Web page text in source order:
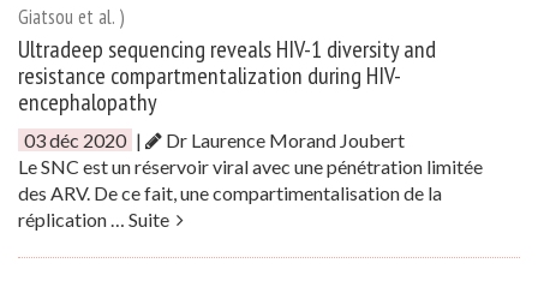
Giatsou et al. )
Ultradeep sequencing reveals HIV-1 diversity and
resistance compartmentalization during HIV-
encephalopathy
03 déc 2020 |
Dr Laurence Morand Joubert
Le SNC est un réservoir viral avec une pénétration limitée
des ARV. De ce fait, une compartimentalisation de la
réplication … Suite